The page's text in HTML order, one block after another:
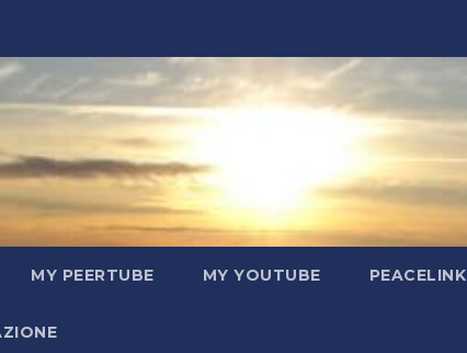
MY PEERTUBE MY YOUTUBE PEACELINK